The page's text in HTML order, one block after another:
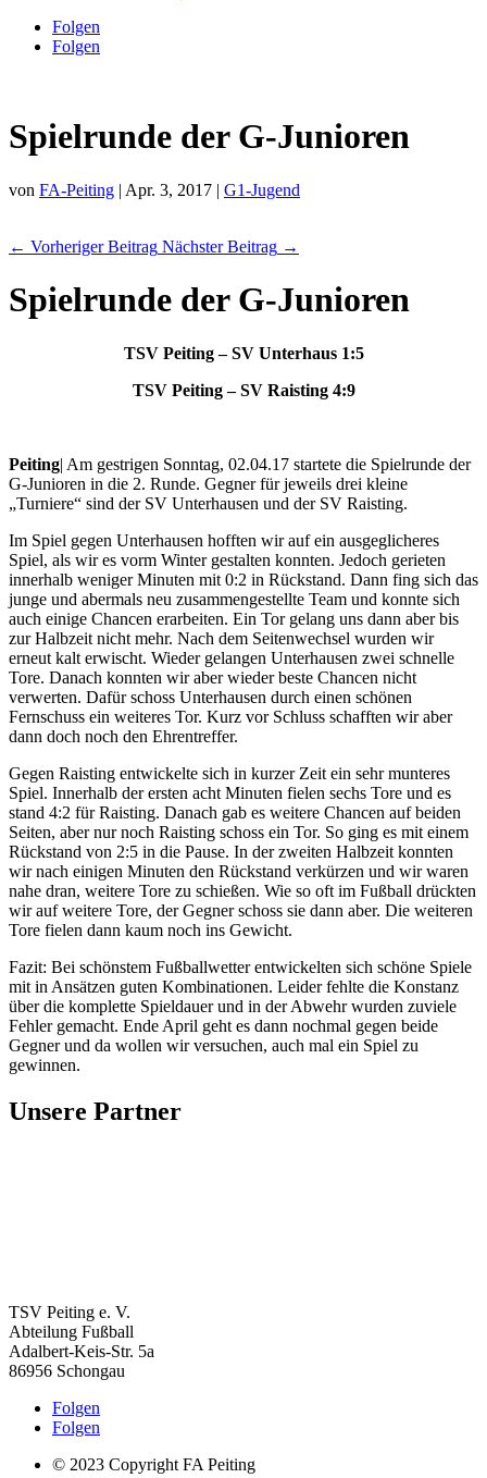
Folgen
Folgen
Spielrunde der G-Junioren
von FA-Peiting | Apr. 3, 2017 | G1-Jugend
← Vorheriger Beitrag Nächster Beitrag →
Spielrunde der G-Junioren
TSV Peiting – SV Unterhaus 1:5
TSV Peiting – SV Raisting 4:9
Peiting| Am gestrigen Sonntag, 02.04.17 startete die Spielrunde der
G-Junioren in die 2. Runde. Gegner für jeweils drei kleine
„Turniere“ sind der SV Unterhausen und der SV Raisting.
Im Spiel gegen Unterhausen hofften wir auf ein ausgeglicheres
Spiel, als wir es vorm Winter gestalten konnten. Jedoch gerieten
innerhalb weniger Minuten mit 0:2 in Rückstand. Dann fing sich das
junge und abermals neu zusammengestellte Team und konnte sich
auch einige Chancen erarbeiten. Ein Tor gelang uns dann aber bis
zur Halbzeit nicht mehr. Nach dem Seitenwechsel wurden wir
erneut kalt erwischt. Wieder gelangen Unterhausen zwei schnelle
Tore. Danach konnten wir aber wieder beste Chancen nicht
verwerten. Dafür schoss Unterhausen durch einen schönen
Fernschuss ein weiteres Tor. Kurz vor Schluss schafften wir aber
dann doch noch den Ehrentreffer.
Gegen Raisting entwickelte sich in kurzer Zeit ein sehr munteres
Spiel. Innerhalb der ersten acht Minuten fielen sechs Tore und es
stand 4:2 für Raisting. Danach gab es weitere Chancen auf beiden
Seiten, aber nur noch Raisting schoss ein Tor. So ging es mit einem
Rückstand von 2:5 in die Pause. In der zweiten Halbzeit konnten
wir nach einigen Minuten den Rückstand verkürzen und wir waren
nahe dran, weitere Tore zu schießen. Wie so oft im Fußball drückten
wir auf weitere Tore, der Gegner schoss sie dann aber. Die weiteren
Tore fielen dann kaum noch ins Gewicht.
Fazit: Bei schönstem Fußballwetter entwickelten sich schöne Spiele
mit in Ansätzen guten Kombinationen. Leider fehlte die Konstanz
über die komplette Spieldauer und in der Abwehr wurden zuviele
Fehler gemacht. Ende April geht es dann nochmal gegen beide
Gegner und da wollen wir versuchen, auch mal ein Spiel zu
gewinnen.
Unsere Partner
TSV Peiting e. V.
Abteilung Fußball
Adalbert-Keis-Str. 5a
86956 Schongau
Folgen
Folgen
© 2023 Copyright FA Peiting